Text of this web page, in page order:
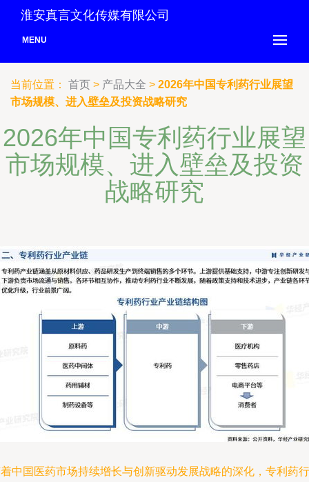
淮安真言文化传媒有限公司
MENU
当前位置： 首页 > 产品大全 > 2026年中国专利药行业展望
市场规模、进入壁垒及投资战略研究
2026年中国专利药行业展望
市场规模、进入壁垒及投资
战略研究
中国医药市场持续增长与创新驱动发展战略的深化，专利药行